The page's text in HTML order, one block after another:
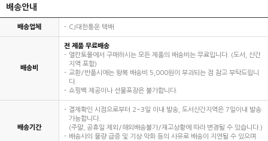
배송안내
배송업체 CJ대한통운 택배
배송비
전 제품 무료배송
엘칸토몰에서 구매하시는 모든 제품의 배송비는 무료입니다. (도서, 산간
지역 포함)
교환/반품시에는 왕복 배송비 5,000원이 부과되는 점 참고 부탁드립니
다.
쇼핑백 제공이나 선물포장은 불가합니다.
배송기간
결제확인 시점으로부터 2~3일 이내 발송, 도서산간지역은 7일이내 발송
가능합니다.
(주말, 공휴일 제외/해외배송불가/재고상황에 따라 변경될 수 있습니다.)
배송사의 물량 급증 및 기상 악화 등의 사유로 배송이 지연될 수 있으며